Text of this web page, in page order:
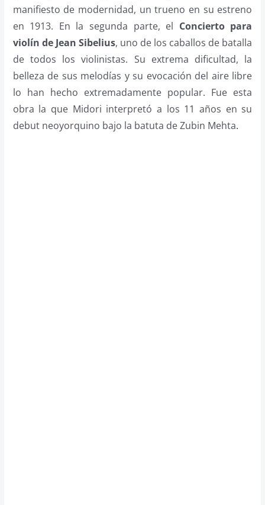
manifiesto de modernidad, un trueno en su estreno
en 1913. En la segunda parte, el Concierto para
violín de Jean Sibelius, uno de los caballos de batalla
de todos los violinistas. Su extrema dificultad, la
belleza de sus melodías y su evocación del aire libre
lo han hecho extremadamente popular. Fue esta
obra la que Midori interpretó a los 11 años en su
debut neoyorquino bajo la batuta de Zubin Mehta.